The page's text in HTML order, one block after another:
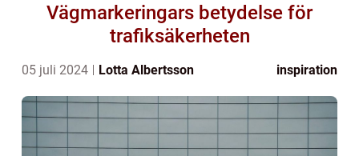
Vägmarkeringars betydelse för
trafiksäkerheten
05 juli 2024 Lotta Albertsson inspiration